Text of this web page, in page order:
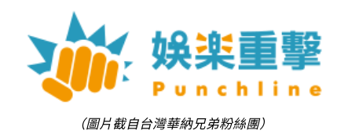
（圖片截自台灣華納兄弟粉絲團）